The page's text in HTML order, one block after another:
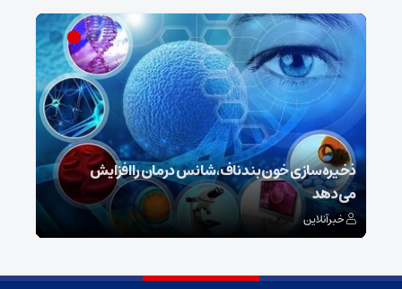
ذخیره‌سازی خون بند ناف، شانس درمان را افزایش
می‌دهد
خبرآنلاین